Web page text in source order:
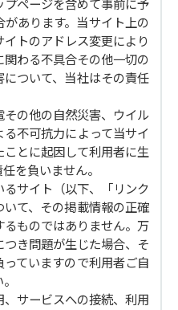
あります。当サイト上の
トのアドレス変更により
わる不具合その他一切の
ついて、当社はその責任
の他の自然災害、ウイル
不可抗力によって当サイ
とに起因して利用者に生
を負いません。
サイト（以下、「リンク
て、その掲載情報の正確
ものではありません。万
き問題が生じた場合、そ
ていますので利用者ご自
サービスへの接続、利用